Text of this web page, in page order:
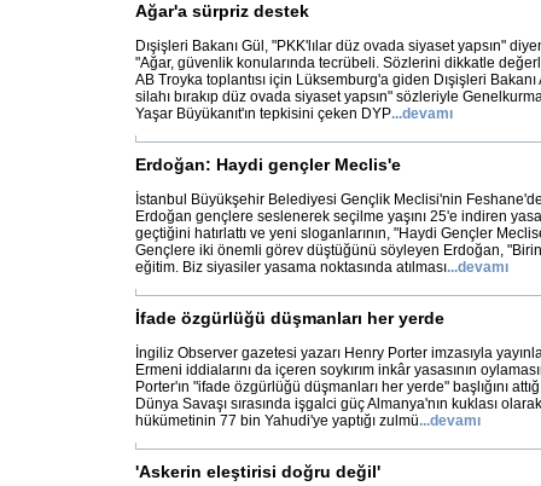
Ağar'a sürpriz destek
Dışişleri Bakanı Gül, "PKK'lılar düz ovada siyaset yapsın"
"Ağar, güvenlik konularında tecrübeli. Sözlerini dikkatle
AB Troyka toplantısı için Lüksemburg'a giden Dışişleri
silahı bırakıp düz ovada siyaset yapsın" sözleriyle
Yaşar Büyükanıt'ın tepkisini çeken DYP...devamı
Erdoğan: Haydi gençler Meclis'e
İstanbul Büyükşehir Belediyesi Gençlik Meclisi'nin
Erdoğan gençlere seslenerek seçilme yaşını 25'e indiren yasa
geçtiğini hatırlattı ve yeni sloganlarının, "Haydi Gençler
Gençlere iki önemli görev düştüğünü söyleyen Erdoğan,
eğitim. Biz siyasiler yasama noktasında atılması...devamı
İfade özgürlüğü düşmanları her yerde
İngiliz Observer gazetesi yazarı Henry Porter imzasıyla
Ermeni iddialarını da içeren soykırım inkâr yasasının
Porter'ın "ifade özgürlüğü düşmanları her yerde" başlığını
Dünya Savaşı sırasında işgalci güç Almanya'nın kuklası
hükümetinin 77 bin Yahudi'ye yaptığı zulmü...devamı
'Askerin eleştirisi doğru değil'